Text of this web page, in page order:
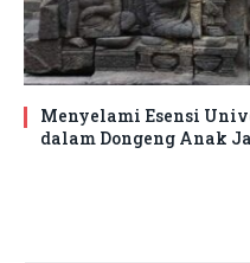
Menyelami Esensi
dalam Dongeng Anak